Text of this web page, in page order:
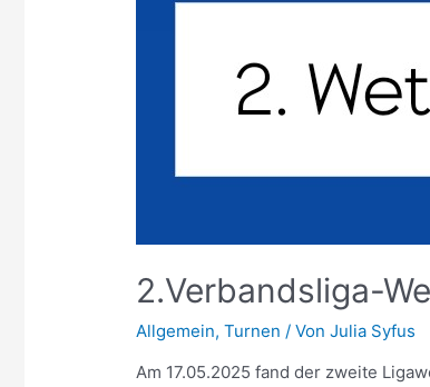
2.Verbandsliga-
Allgemein,Turnen / VonJulia Syfus
Am 17.05.2025 fand der zweite